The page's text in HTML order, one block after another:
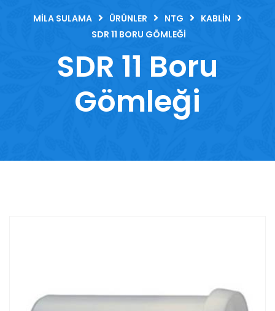
MILA SULAMA ÜRÜNLER NTG
KABLIN
SDR 11 BORU GÖMLEĞI
SDR 11 Boru
Gömleği